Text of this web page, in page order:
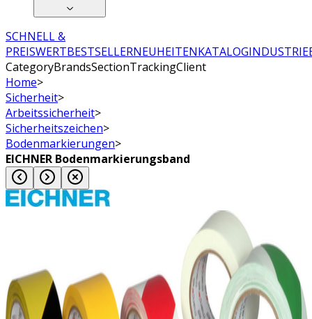
SCHNELL &
PREISWERTBESTSELLERNEUHEITENKATALOG
CategoryBrandsSectionTrackingClient
Home>
Sicherheit>
Arbeitssicherheit>
Sicherheitszeichen>
Bodenmarkierungen>
EICHNER Bodenmarkierungsband